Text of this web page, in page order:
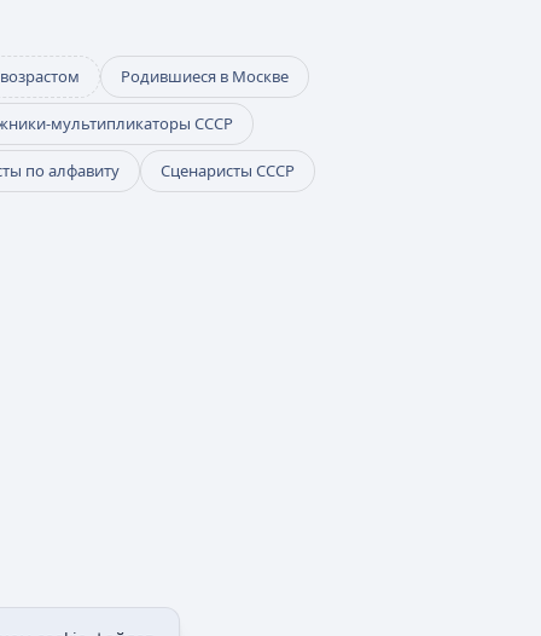
Родившиеся в Москве
мультипликаторы СССР
по алфавиту Сценаристы СССР